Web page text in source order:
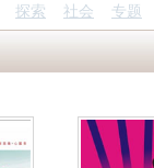
探索 社会 专题